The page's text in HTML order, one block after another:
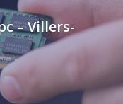
– Villers-